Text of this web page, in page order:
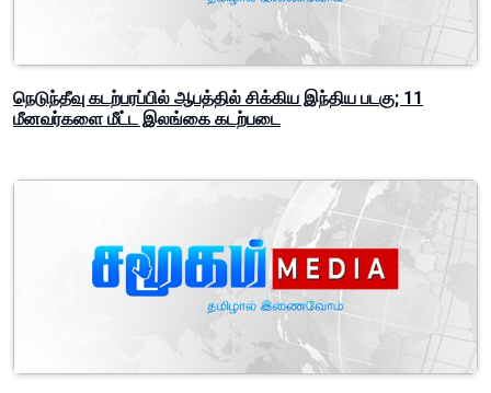
நெடுந்தீவு கடற்பரப்பில் ஆபத்தில் சிக்கிய இந்திய படகு; 11
மீனவர்களை மீட்ட இலங்கை கடற்படை